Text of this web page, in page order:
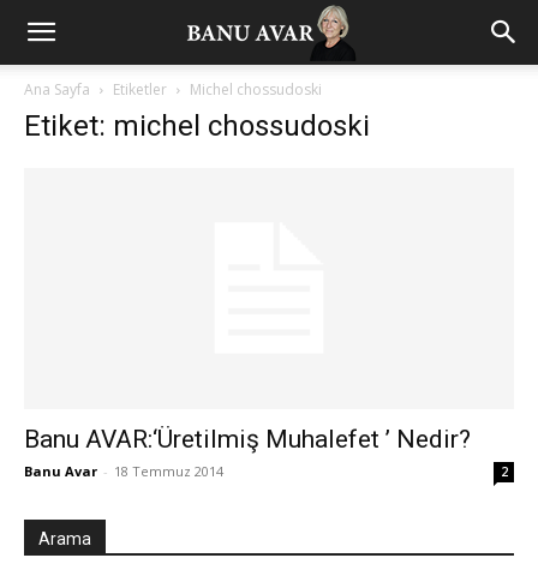
Ana Sayfa Etiketler Michel chossudoski
Etiket: michel chossudoski
Banu AVAR:‘Üretilmiş Muhalefet ’ Nedir?
Banu Avar - 18 Temmuz 2014 2
Arama